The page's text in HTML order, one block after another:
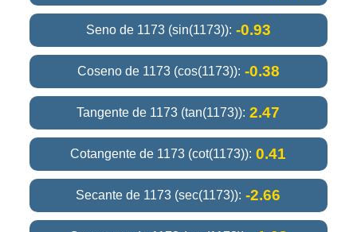
Seno de 1173 (sin(1173)): -0.93
Coseno de 1173 (cos(1173)): -0.38
Tangente de 1173 (tan(1173)): 2.47
Cotangente de 1173 (cot(1173)): 0.41
Secante de 1173 (sec(1173)): -2.66